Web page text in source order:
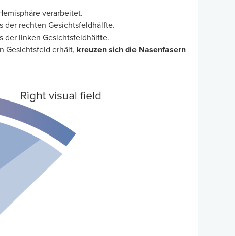
verarbeitet.
der rechten Gesichtsfeldhälfte.
der linken Gesichtsfeldhälfte.
Gesichtsfeld erhält, kreuzen sich die Nasenfasern